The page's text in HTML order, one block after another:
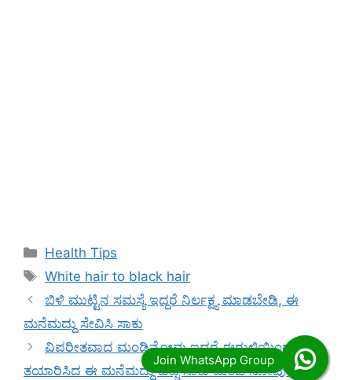
Categories
Health Tips
Tags
White hair to black hair
ಬಿಳಿ ಮುಟ್ಟಿನ ಸಮಸ್ಯೆ ಇದ್ದರೆ ನಿರ್ಲಕ್ಷ್ಯ ಮಾಡಬೇಡಿ, ಈ
ಮನೆಮದ್ದು ಸೇವಿಸಿ ಸಾಕು
ವಿಪರೀತವಾದ ಮಂಡಿನೋವು ಇದ್ದರೆ ಈರುಳ್ಳಿಯಿಂದ
ತಯಾರಿಸಿದ ಈ ಮನೆಮದ್ದು ಹಚ್ಚಿ ಸಾಕು ಮಂಡಿ ನೋವು ತಕ್ಷಣ